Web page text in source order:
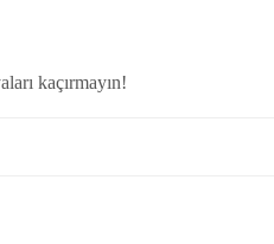
kaçırmayın!